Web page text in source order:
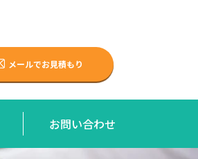
メールでお見積もり
お問い合わせ